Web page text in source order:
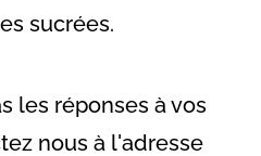
sucrées.
les réponses à vos
nous à l'adresse